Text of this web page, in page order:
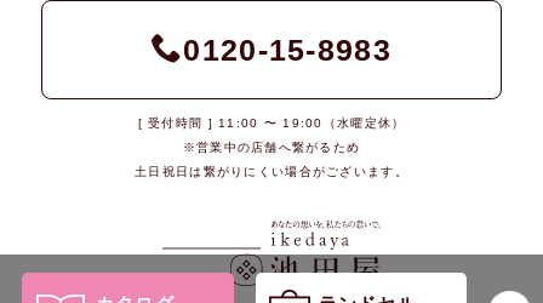
0120-15-8983
[ 受付時間 ] 11:00 〜 19:00（水曜定休）
※営業中の店舗へ繋がるため
土日祝日は繋がりにくい場合がございます。